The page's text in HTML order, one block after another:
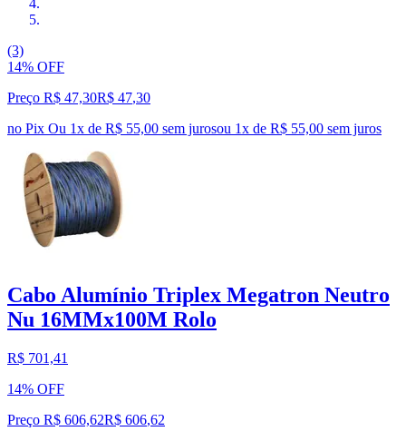
(3)
14% OFF
Preço R$ 47,30R$ 47,30
no Pix Ou 1x de R$ 55,00 sem jurosou 1x de R$ 55,00 sem juros
Cabo Alumínio Triplex Megatron Neutro
Nu 16MMx100M Rolo
R$ 701,41
14% OFF
Preço R$ 606,62R$ 606,62